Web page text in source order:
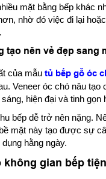
mặt bằng bếp khác
nhờ đó việc đi lại
tạo nên vẻ đẹp sang
của mẫu tủ bếp gỗ óc
Veneer óc chó nâu
hiện đại và tinh gọn
bếp dễ trở nên nặng.
mặt này tạo được sự
hằng ngày.
gian bếp